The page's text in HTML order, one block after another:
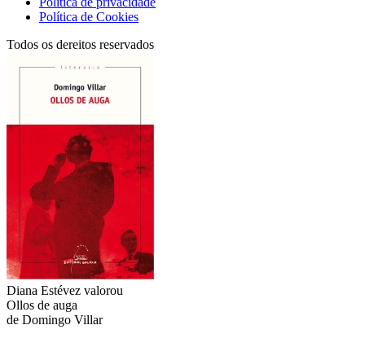
Política de Cookies
Todos os dereitos reservados
Diana Estévez valorou
Ollos de auga
de Domingo Villar